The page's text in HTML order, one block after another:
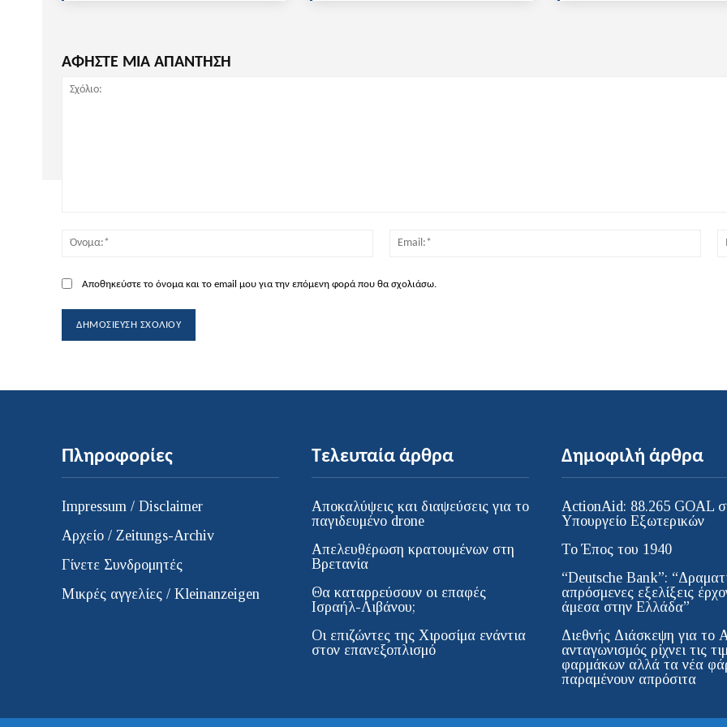
ΑΦΗΣΤΕ ΜΙΑ ΑΠΑΝΤΗΣΗ
Όνομα:*
Αποθηκεύστε το όνομα και το email μου για την επόμενη φορά που θα σχολιάσω.
Πληροφορίες
Impressum / Disclaimer
Αρχείο / Zeitungs-Archiv
Γίνετε Συνδρομητές
Μικρές αγγελίες / Kleinanzeigen
Τελευταία άρθρα
Αποκαλύψεις και διαψεύσεις για το
παγιδευμένο drone
Απελευθέρωση κρατουμένων στη
Βρετανία
Θα καταρρεύσουν οι επαφές
Ισραήλ-Λιβάνου;
Οι επιζώντες της Χιροσίμα ενάντια
στον επανεξοπλισμό
Δημοφιλή άρθρα
ActionAid: 88.265 GOAL
Υπουργείο Εξωτερικών
Το Έπος του 1940
“Deutsche Bank”:
απρόσμενες εξελίξεις
άμεσα στην Ελλάδα”
Διεθνής Διάσκεψη για το
ανταγωνισμός ρίχνει τις
φαρμάκων αλλά τα νέα
παραμένουν απρόσιτα